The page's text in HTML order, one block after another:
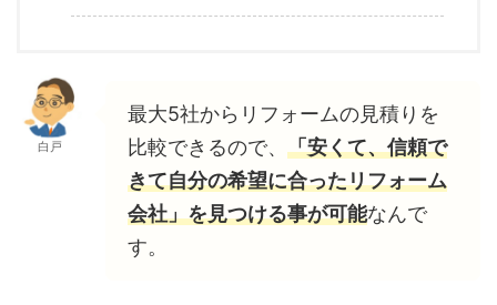
白戸
最大5社からリフォームの見積りを
比較できるので、 「安くて、信頼で
きて自分の希望に合ったリフォーム
会社」を見つける事が可能なんで
す。